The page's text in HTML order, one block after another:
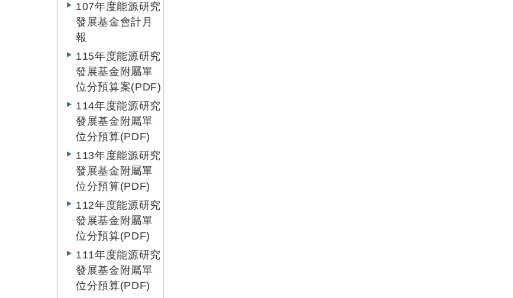
107年度能源研究
發展基金會計月
報
115年度能源研究
發展基金附屬單
位分預算案(PDF)
114年度能源研究
發展基金附屬單
位分預算(PDF)
113年度能源研究
發展基金附屬單
位分預算(PDF)
112年度能源研究
發展基金附屬單
位分預算(PDF)
111年度能源研究
發展基金附屬單
位分預算(PDF)